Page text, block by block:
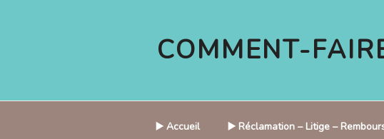
COMMENT-
▶️ Accueil ▶️ Réclamation – Litige –